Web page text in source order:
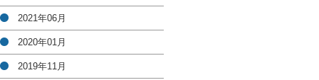
2021年06月
2020年01月
2019年11月